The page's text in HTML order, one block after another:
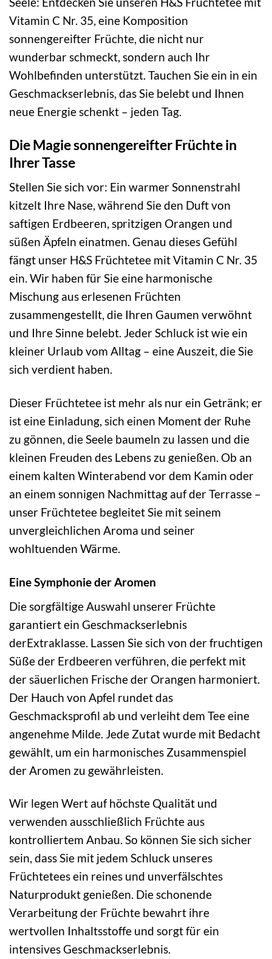
Vitamin C Nr. 35, eine Komposition
sonnengereifter Früchte, die nicht nur
wunderbar schmeckt, sondern auch Ihr
Wohlbefinden unterstützt. Tauchen Sie ein in ein
Geschmackserlebnis, das Sie belebt und Ihnen
neue Energie schenkt – jeden Tag.
Die Magie sonnengereifter Früchte in
Ihrer Tasse
Stellen Sie sich vor: Ein warmer Sonnenstrahl
kitzelt Ihre Nase, während Sie den Duft von
saftigen Erdbeeren, spritzigen Orangen und
süßen Äpfeln einatmen. Genau dieses Gefühl
fängt unser H&S Früchtetee mit Vitamin C Nr. 35
ein. Wir haben für Sie eine harmonische
Mischung aus erlesenen Früchten
zusammengestellt, die Ihren Gaumen verwöhnt
und Ihre Sinne belebt. Jeder Schluck ist wie ein
kleiner Urlaub vom Alltag – eine Auszeit, die Sie
sich verdient haben.
Dieser Früchtetee ist mehr als nur ein Getränk; er
ist eine Einladung, sich einen Moment der Ruhe
zu gönnen, die Seele baumeln zu lassen und die
kleinen Freuden des Lebens zu genießen. Ob an
einem kalten Winterabend vor dem Kamin oder
an einem sonnigen Nachmittag auf der Terrasse –
unser Früchtetee begleitet Sie mit seinem
unvergleichlichen Aroma und seiner
wohltuenden Wärme.
Eine Symphonie der Aromen
Die sorgfältige Auswahl unserer Früchte
garantiert ein Geschmackserlebnis
derExtraklasse. Lassen Sie sich von der fruchtigen
Süße der Erdbeeren verführen, die perfekt mit
der säuerlichen Frische der Orangen harmoniert.
Der Hauch von Apfel rundet das
Geschmacksprofil ab und verleiht dem Tee eine
angenehme Milde. Jede Zutat wurde mit Bedacht
gewählt, um ein harmonisches Zusammenspiel
der Aromen zu gewährleisten.
Wir legen Wert auf höchste Qualität und
verwenden ausschließlich Früchte aus
kontrolliertem Anbau. So können Sie sich sicher
sein, dass Sie mit jedem Schluck unseres
Früchtetees ein reines und unverfälschtes
Naturprodukt genießen. Die schonende
Verarbeitung der Früchte bewahrt ihre
wertvollen Inhaltsstoffe und sorgt für ein
intensives Geschmackserlebnis.